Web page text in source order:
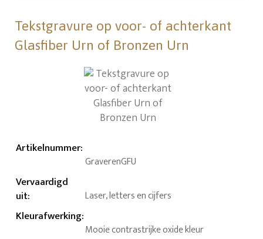
Tekstgravure op voor- of achterkant
Glasfiber Urn of Bronzen Urn
Artikelnummer:
GraverenGFU
Vervaardigd
uit: Laser, letters en cijfers
Kleurafwerking:
Mooie contrastrijke oxide kleur